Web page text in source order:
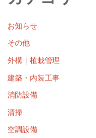
お知らせ
その他
外構｜植栽管理
建築・内装工事
消防設備
清掃
空調設備